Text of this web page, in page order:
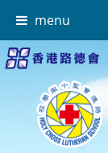
menu